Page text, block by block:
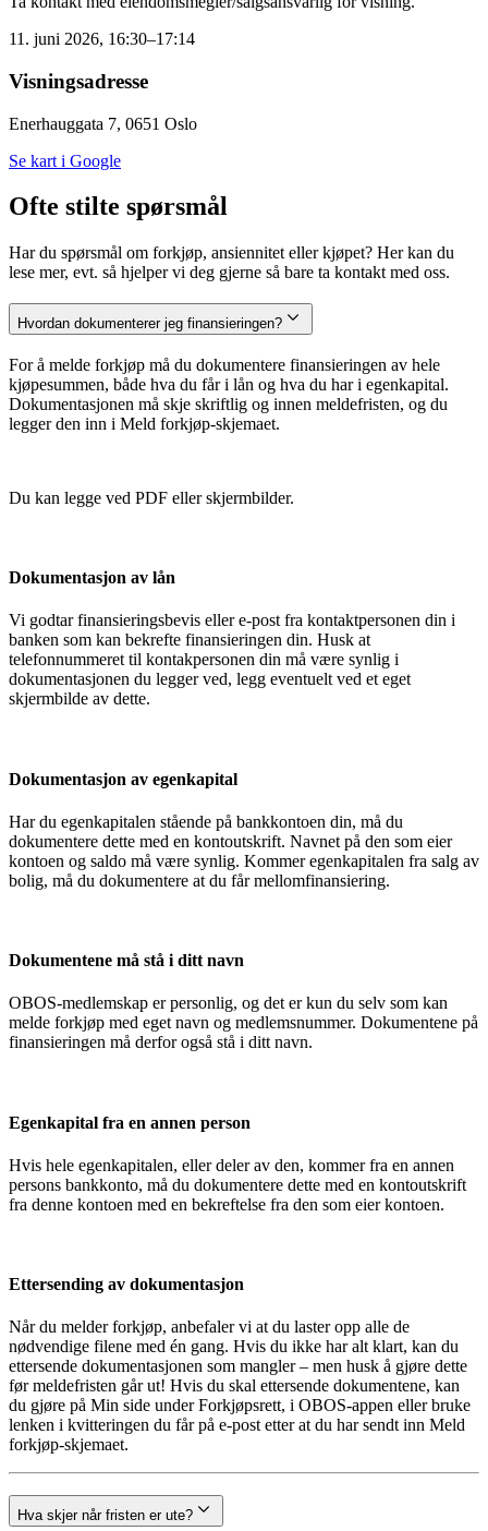
11. juni 2026, 16:30–17:14
Visningsadresse
Enerhauggata 7, 0651 Oslo
Se kart i Google
Ofte stilte spørsmål
Har du spørsmål om forkjøp, ansiennitet eller kjøpet? Her kan du
lese mer, evt. så hjelper vi deg gjerne så bare ta kontakt med oss.
Hvordan dokumenterer jeg finansieringen?
For å melde forkjøp må du dokumentere finansieringen av hele
kjøpesummen, både hva du får i lån og hva du har i egenkapital.
Dokumentasjonen må skje skriftlig og innen meldefristen, og du
legger den inn i Meld forkjøp-skjemaet.
Du kan legge ved PDF eller skjermbilder.
Dokumentasjon av lån
Vi godtar finansieringsbevis eller e-post fra kontaktpersonen din i
banken som kan bekrefte finansieringen din. Husk at
telefonnummeret til kontakpersonen din må være synlig i
dokumentasjonen du legger ved, legg eventuelt ved et eget
skjermbilde av dette.
Dokumentasjon av egenkapital
Har du egenkapitalen stående på bankkontoen din, må du
dokumentere dette med en kontoutskrift. Navnet på den som eier
kontoen og saldo må være synlig. Kommer egenkapitalen fra salg av
bolig, må du dokumentere at du får mellomfinansiering.
Dokumentene må stå i ditt navn
OBOS-medlemskap er personlig, og det er kun du selv som kan
melde forkjøp med eget navn og medlemsnummer. Dokumentene på
finansieringen må derfor også stå i ditt navn.
Egenkapital fra en annen person
Hvis hele egenkapitalen, eller deler av den, kommer fra en annen
persons bankkonto, må du dokumentere dette med en kontoutskrift
fra denne kontoen med en bekreftelse fra den som eier kontoen.
Ettersending av dokumentasjon
Når du melder forkjøp, anbefaler vi at du laster opp alle de
nødvendige filene med én gang. Hvis du ikke har alt klart, kan du
ettersende dokumentasjonen som mangler – men husk å gjøre dette
før meldefristen går ut! Hvis du skal ettersende dokumentene, kan
du gjøre på Min side under Forkjøpsrett, i OBOS-appen eller bruke
lenken i kvitteringen du får på e-post etter at du har sendt inn Meld
forkjøp-skjemaet.
Hva skjer når fristen er ute?